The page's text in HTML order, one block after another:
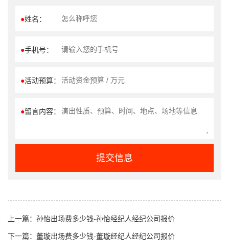
●姓名：
●手机号：
●活动预算：
●留言内容：
提交信息
上一篇： 孙怡出场费多少钱-孙怡经纪人经纪公司报价
下一篇： 董璇出场费多少钱-董璇经纪人经纪公司报价